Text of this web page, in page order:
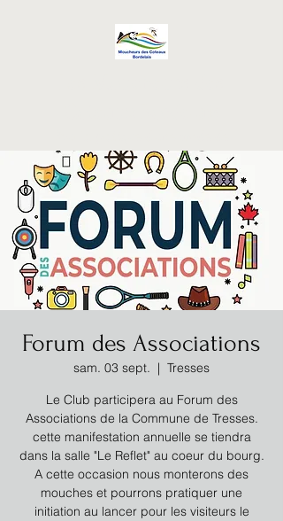
pêcheéco-responsable
Forum des Associations
sam. 03 sept.
  |
Tresses
Le Club participera au Forum des
Associations de la Commune de Tresses.
cette manifestation annuelle se tiendra
dans la salle "Le Reflet" au coeur du bourg.
A cette occasion nous monterons des
mouches et pourrons pratiquer une
initiation au lancer pour les visiteurs le